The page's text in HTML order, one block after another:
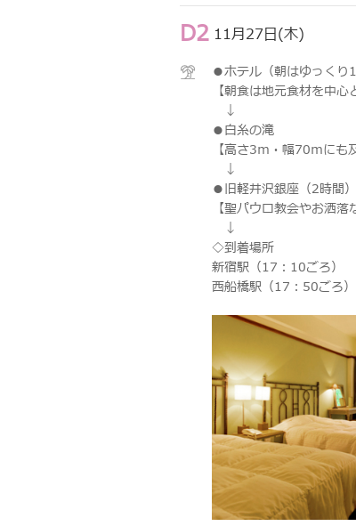
D2 11月27日(木)
●ホテル（朝はゆっくり
【朝食は地元食材を中
↓
●白糸の滝
【高さ3ｍ・幅70ｍにも
↓
●旧軽井沢銀座（2時間）
【聖パウロ教会やお洒
↓
◇到着場所
新宿駅（17：10ごろ）
西船橋駅（17：50ごろ）